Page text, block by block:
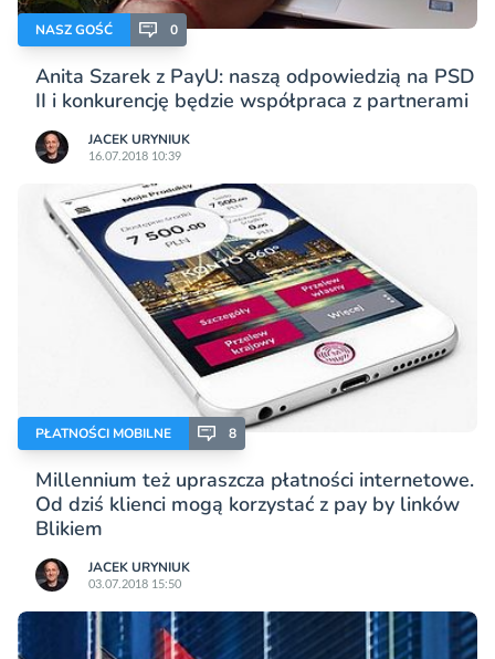
NASZ GOŚĆ 0
Anita Szarek z PayU: naszą odpowiedzią na PSD
II i konkurencję będzie współpraca z partnerami
JACEK URYNIUK
16.07.2018 10:39
PŁATNOŚCI MOBILNE 8
Millennium też upraszcza płatności internetowe.
Od dziś klienci mogą korzystać z pay by linków
Blikiem
JACEK URYNIUK
03.07.2018 15:50